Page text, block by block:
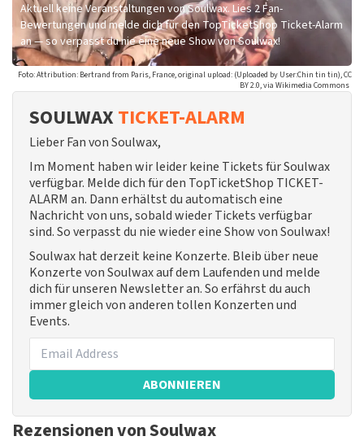
Aktuell keine Veranstaltungen von Soulwax. Lies 2 Fan-
Bewertungen und melde dich für den TopTicketShop Ticket-Alarm
an — so verpasst du nie eine neue Show von Soulwax!
Foto: Attribution: Bertrand from Paris, France, original upload: (Uploaded by User:Chin tin tin), CC
BY 2.0, via Wikimedia Commons
SOULWAX TICKET-ALARM
Lieber Fan von Soulwax,
Im Moment haben wir leider keine Tickets für Soulwax
verfügbar. Melde dich für den TopTicketShop TICKET-
ALARM an. Dann erhältst du automatisch eine
Nachricht von uns, sobald wieder Tickets verfügbar
sind. So verpasst du nie wieder eine Show von Soulwax!
Soulwax hat derzeit keine Konzerte. Bleib über neue
Konzerte von Soulwax auf dem Laufenden und melde
dich für unseren Newsletter an. So erfährst du auch
immer gleich von anderen tollen Konzerten und
Events.
ABONNIEREN
Rezensionen von Soulwax